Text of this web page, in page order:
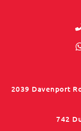
2039 Davenport
742